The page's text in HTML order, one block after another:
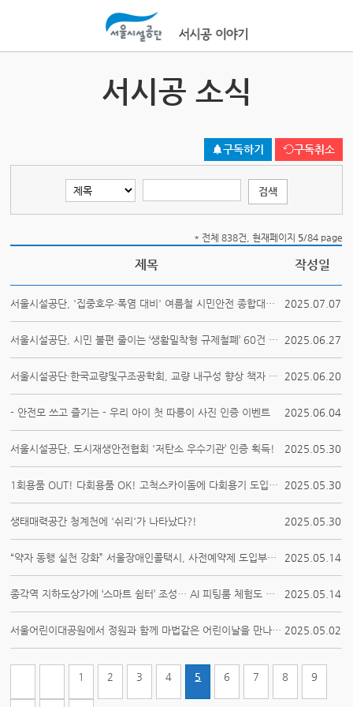
서시공 소식
구독하기 구독취소
* 전체 838건, 현재페이지 5/84 page
제목 작성일
서울시설공단, '집중호우·폭염 대비' 여름철 시민안전 종합대책 본격 가동! 2025.07.07
서울시설공단, 시민 불편 줄이는 ‘생활밀착형 규제철폐’ 60건 본격 추진! 2025.06.27
서울시설공단·한국교량및구조공학회, 교량 내구성 향상 책자 발간 2025.06.20
- 안전모 쓰고 즐기는 - 우리 아이 첫 따릉이 사진 인증 이벤트 2025.06.04
서울시설공단, 도시재생안전협회 '저탄소 우수기관’ 인증 획득! 2025.05.30
1회용품 OUT! 다회용품 OK! 고척스카이돔에 다회용기 도입으로 친환경 응원 시작! 2025.05.30
생태매력공간 청계천에 '쉬리'가 나타났다?! 2025.05.30
“약자 동행 실천 강화” 서울장애인콜택시, 사전예약제 도입부터 나들이 동행 버... 2025.05.14
종각역 지하도상가에 ‘스마트 쉼터’ 조성… AI 피팅룸 체험도 가능해요! 2025.05.14
서울어린이대공원에서 정원과 함께 마법같은 어린이날을 만나보세요 2025.05.02
1 2 3 4 5 6 7 8 9